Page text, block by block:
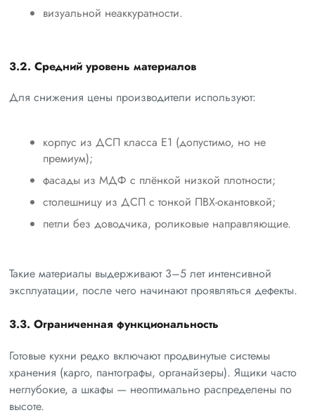
визуальной неаккуратности.
3.2. Средний уровень материалов
Для снижения цены производители используют:
корпус из ДСП класса E1 (допустимо, но не
премиум);
фасады из МДФ с плёнкой низкой плотности;
столешницу из ДСП с тонкой ПВХ-окантовкой;
петли без доводчика, роликовые направляющие.
Такие материалы выдерживают 3–5 лет интенсивной
эксплуатации, после чего начинают проявляться дефекты.
3.3. Ограниченная функциональность
Готовые кухни редко включают продвинутые системы
хранения (карго, пантографы, органайзеры). Ящики часто
неглубокие, а шкафы — неоптимально распределены по
высоте.